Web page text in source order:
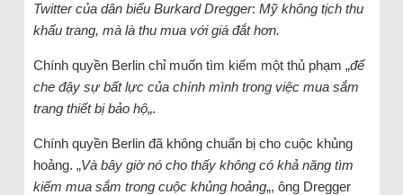
Twitter của dân biểu Burkard Dregger: Mỹ không tịch thu
khẩu trang, mà là thu mua với giá đắt hơn.
Chính quyền Berlin chỉ muốn tìm kiếm một thủ phạm „để
che đậy sự bất lực của chính mình trong việc mua sắm
trang thiết bị bảo hộ„.
Chính quyền Berlin đã không chuẩn bị cho cuộc khủng
hoảng. „Và bây giờ nó cho thấy không có khả năng tìm
kiếm mua sắm trong cuộc khủng hoảng„, ông Dregger